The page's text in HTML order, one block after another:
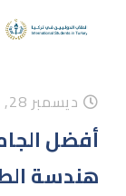
ديسمبر 28, 2020
أفضل
هندسة